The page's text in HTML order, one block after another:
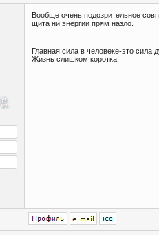
Вообще очень подозрительное
щита ни энергии прям назло.
Главная сила в человеке-это сила
Жизнь слишком коротка!